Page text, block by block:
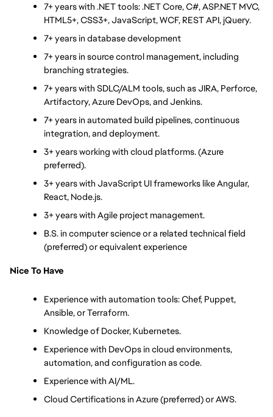
7+ years with .NET tools: .NET Core, C#, ASP.NET MVC,
HTML5+, CSS3+, JavaScript, WCF, REST API, jQuery.
7+ years in database development
7+ years in source control management, including
branching strategies.
7+ years with SDLC/ALM tools, such as JIRA, Perforce,
Artifactory, Azure DevOps, and Jenkins.
7+ years in automated build pipelines, continuous
integration, and deployment.
3+ years working with cloud platforms. (Azure
preferred).
3+ years with JavaScript UI frameworks like Angular,
React, Node.js.
3+ years with Agile project management.
B.S. in computer science or a related technical field
(preferred) or equivalent experience
Nice To Have
Experience with automation tools: Chef, Puppet,
Ansible, or Terraform.
Knowledge of Docker, Kubernetes.
Experience with DevOps in cloud environments,
automation, and configuration as code.
Experience with AI/ML.
Cloud Certifications in Azure (preferred) or AWS.